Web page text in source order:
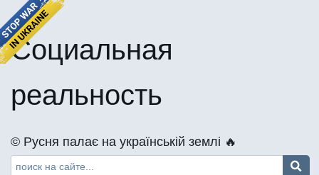
Социальная
реальность
©️ Русня палає на українській землі 🔥